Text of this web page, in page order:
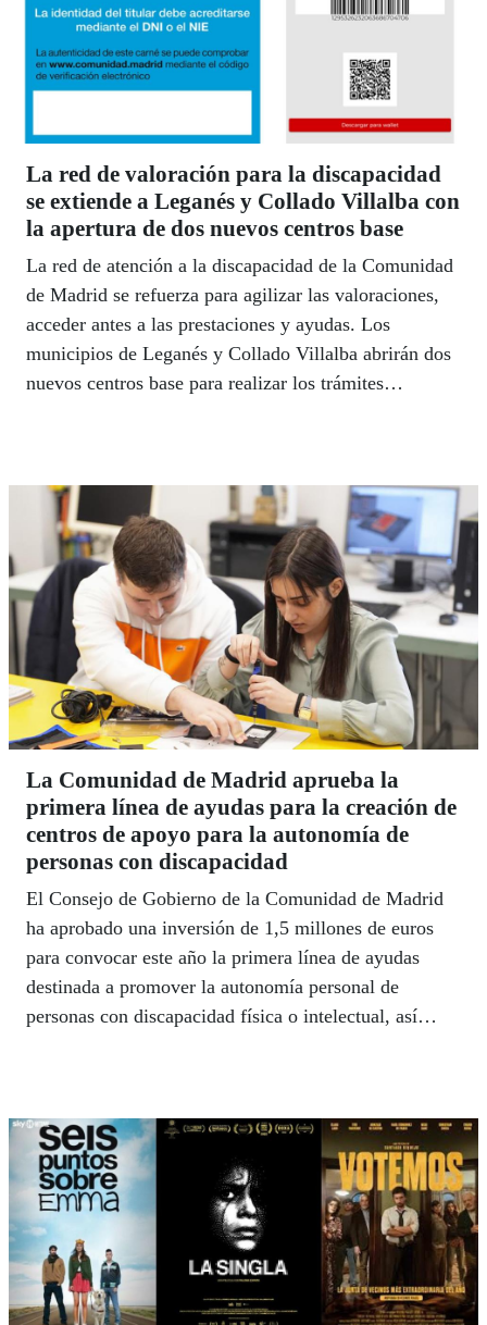
La red de valoración para la discapacidad
se extiende a Leganés y Collado Villalba con
la apertura de dos nuevos centros base
La red de atención a la discapacidad de la Comunidad
de Madrid se refuerza para agilizar las valoraciones,
acceder antes a las prestaciones y ayudas. Los
municipios de Leganés y Collado Villalba abrirán dos
nuevos centros base para realizar los trámites
La Comunidad de Madrid aprueba la
primera línea de ayudas para la creación de
centros de apoyo para la autonomía de
personas con discapacidad
El Consejo de Gobierno de la Comunidad de Madrid
ha aprobado una inversión de 1,5 millones de euros
para convocar este año la primera línea de ayudas
destinada a promover la autonomía personal de
personas con discapacidad física o intelectual, así